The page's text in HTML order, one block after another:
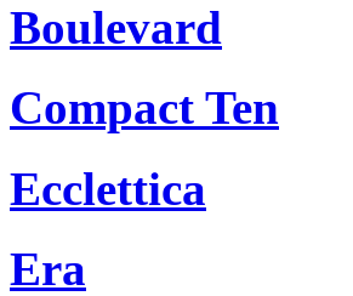
Boulevard
Compact Ten
Ecclettica
Era